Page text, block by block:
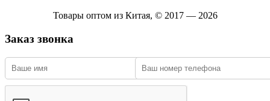
Товары оптом из Китая, © 2017 — 2026
Заказ звонка